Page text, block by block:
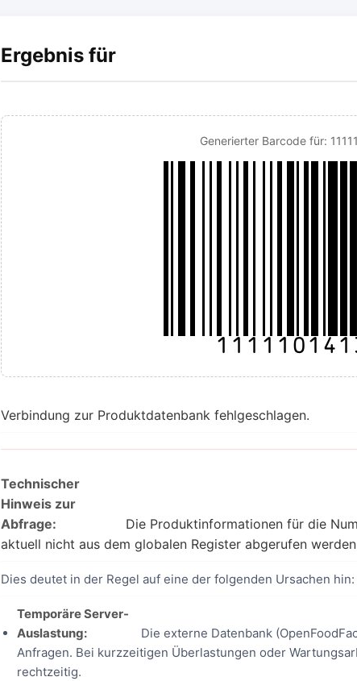
Ergebnis für
Generierter Barcode für:
Verbindung zur Produktdatenbank fehlgeschlagen.
Technischer
Hinweis zur
Abfrage:
Die Produktinformationen für die
aktuell nicht aus dem globalen Register abgerufen
Dies deutet in der Regel auf eine der folgenden Ursachen hin:
Temporäre Server-
Auslastung:
Die externe Datenbank
Anfragen. Bei kurzzeitigen Überlastungen oder
rechtzeitig.